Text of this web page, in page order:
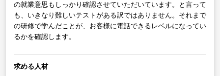
の就業意思もしっかり確認させていただいています。と言って
も、いきなり難しいテストがある訳ではありません。それまで
の研修で学んだことが、お客様に電話できるレベルになってい
るかを確認します。
求める人材